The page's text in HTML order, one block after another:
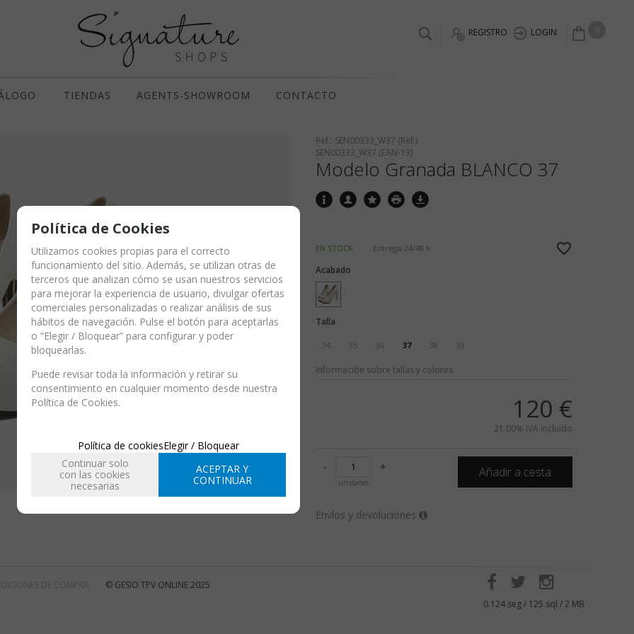
REGISTRO LOGIN
TIENDAS AGENTS-SHOWROOM CONTACTO
Ref.: SEN00333_W37 (Ref.)
SEN00333_W37 (EAN-13)
Modelo Granada BLANCO 37
EN STOCK Entrega 24/48 h
Acabado
Talla
34 35 36 37 38 39
Información sobre tallas y colores
120 €
21.00% IVA incluido
-
unidades
+ Añadir a cesta
Envíos y devoluciones
© GESIO TPV ONLINE 2025
0.124 seg / 125 sql / 2 MB
Política de Cookies
Utilizamos cookies propias para el correcto
funcionamiento del sitio. Además, se utilizan otras de
terceros que analizan cómo se usan nuestros servicios
para mejorar la experiencia de usuario, divulgar ofertas
comerciales personalizadas o realizar análisis de sus
hábitos de navegación. Pulse el botón para aceptarlas
o “Elegir / Bloquear” para configurar y poder
bloquearlas.
Puede revisar toda la información y retirar su
consentimiento en cualquier momento desde nuestra
Política de Cookies.
Política de cookiesElegir / Bloquear
Continuar solo
con las cookies
necesarias
ACEPTAR Y
CONTINUAR